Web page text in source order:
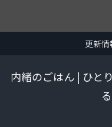
内緒のごはん | ひと
更新